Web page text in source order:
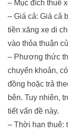
– Mục đích thuê
– Giá cả: Giá cả
tiền xăng xe di
vào thỏa thuận
– Phương thức
chuyển khoản,
đồng hoặc trả
bên. Tuy nhiên,
tiết vấn đề này.
– Thời hạn thuê: